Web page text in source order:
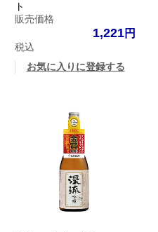
ト
販売価格
1,221
税込
お気に入りに登録する